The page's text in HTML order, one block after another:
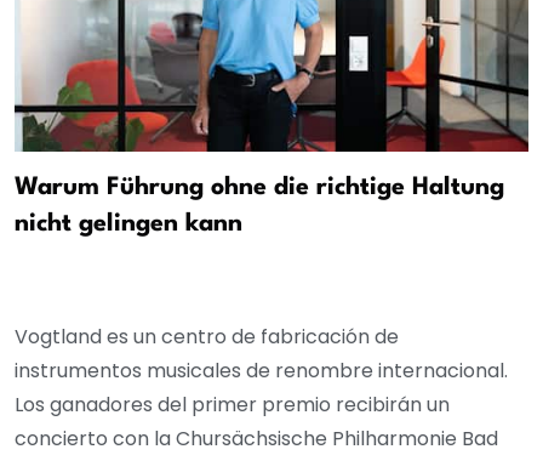
Warum Führung ohne die richtige Haltung
nicht gelingen kann
Vogtland es un centro de fabricación de
instrumentos musicales de renombre internacional.
Los ganadores del primer premio recibirán un
concierto con la Chursächsische Philharmonie Bad